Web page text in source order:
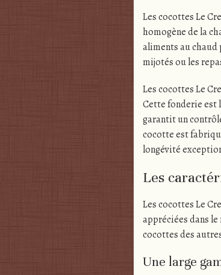
Les cocottes Le
homogène de la
aliments au chaud
mijotés ou les
Les cocottes Le
Cette fonderie est
garantit un
cocotte est
longévité
Les
Les cocottes Le
appréciées dans
cocottes des
Une large